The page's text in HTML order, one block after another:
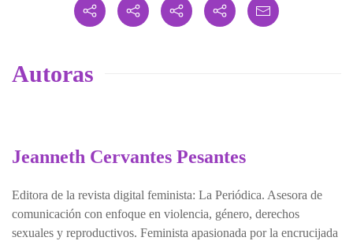
Autoras
Jeanneth Cervantes Pesantes
Editora de la revista digital feminista: La Periódica. Asesora de
comunicación con enfoque en violencia, género, derechos
sexuales y reproductivos. Feminista apasionada por la encrucijada